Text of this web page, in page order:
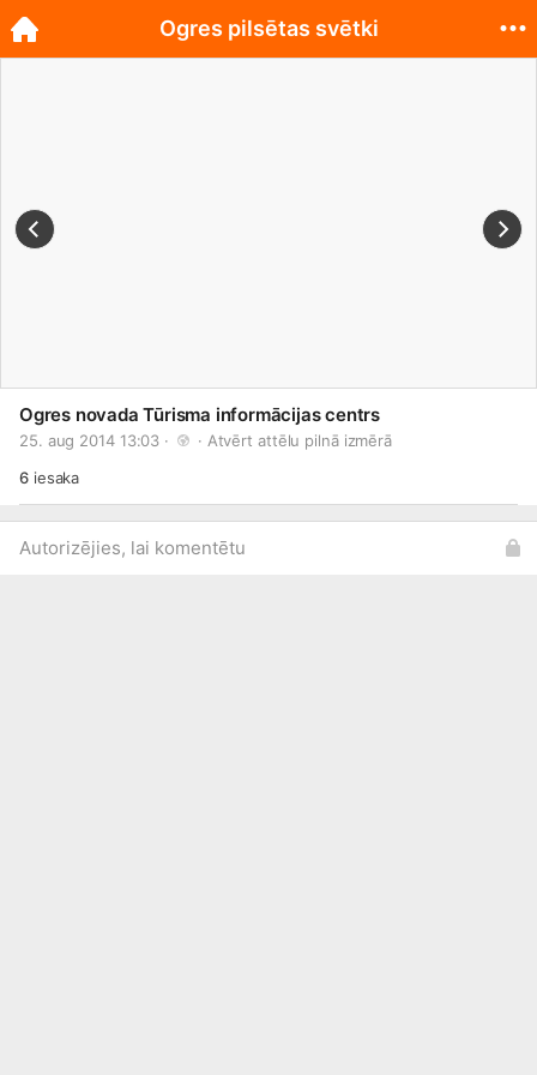
Ogres novada Tūrisma informācijas centrs
25. aug 2014 13:03 · · Atvērt attēlu pilnā izmērā
6iesaka
Autorizējies, lai komentētu
Ogres pilsētas svētki